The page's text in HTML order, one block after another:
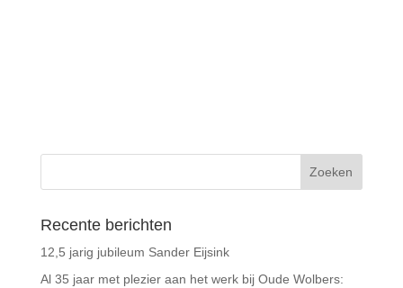
Recente berichten
12,5 jarig jubileum Sander Eijsink
Al 35 jaar met plezier aan het werk bij Oude Wolbers: